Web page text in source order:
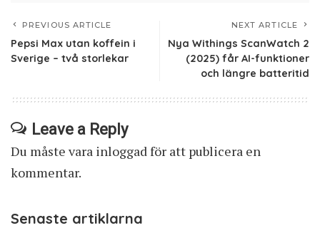
PREVIOUS ARTICLE
Pepsi Max utan koffein i
Sverige – två storlekar
NEXT ARTICLE
Nya Withings ScanWatch 2
(2025) får AI-funktioner
och längre batteritid
Leave a Reply
Du måste vara inloggad för att publicera en
kommentar.
Senaste artiklarna